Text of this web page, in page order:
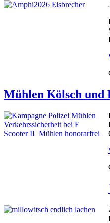
Mühlen Kölsch und